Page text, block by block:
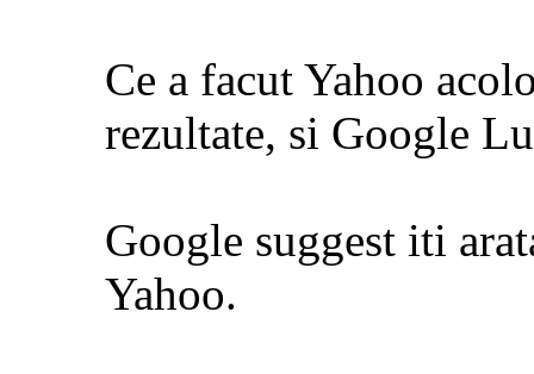
Ce a facut Yahoo
rezultate, si Google
Google suggest iti
Yahoo.